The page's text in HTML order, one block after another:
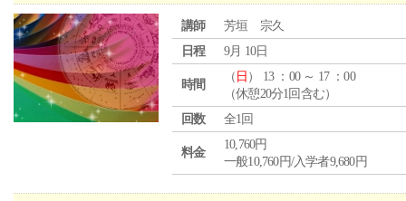
講師
芳垣 宗久
日程
9月 10日
時間
（ 日 ） 13 ：00 ～ 17 ：00
（休憩20分1回含む）
回数
全1回
料金
10,760円
一般10,760円/入学者9,680円